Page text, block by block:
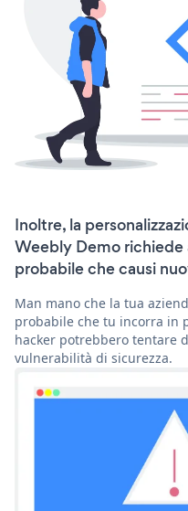
Inoltre, la
Weebly Demo
probabile che causi
Man mano che la tua
probabile che tu incorra in
hacker potrebbero tentare
vulnerabilità di sicurezza.